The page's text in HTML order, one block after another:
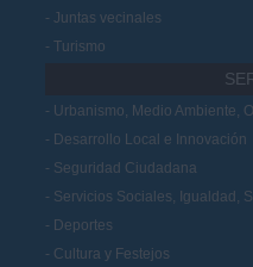
Juntas vecinales
Turismo
Urbanismo, Medio Ambiente,
Desarrollo Local e Innovación
Seguridad Ciudadana
Servicios Sociales, Igualdad,
Deportes
Cultura y Festejos